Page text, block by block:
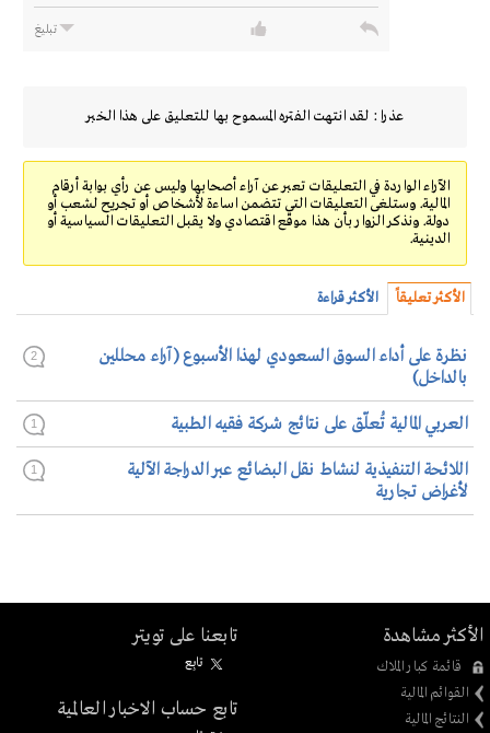
تبليغ
عذرا : لقد انتهت الفتره المسموح بها للتعليق على هذا الخبر
الآراء الواردة في التعليقات تعبر عن آراء أصحابها وليس عن رأي بوابة أرقام
المالية. وستلغى التعليقات التي تتضمن اساءة لأشخاص أو تجريح لشعب أو
دولة. ونذكر الزوار بأن هذا موقع اقتصادي ولا يقبل التعليقات السياسية أو
الدينية.
الأكثر تعليقاً الأكثر قراءة
نظرة على أداء السوق السعودي لهذا الأسبوع (آراء محللين
بالداخل)
2
العربي المالية تُعلّق على نتائج شركة فقيه الطبية 1
اللائحة التنفيذية لنشاط نقل البضائع عبر الدراجة الآلية
لأغراض تجارية
1
الأكثر مشاهدة
قائمة كبار الملاك
القوائم المالية
النتائج المالية
تابعنا على تويتر
تابِع
تابع حساب الاخبار العالمية